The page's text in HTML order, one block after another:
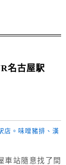
一起來認識它的
名古屋駅
車站隨意找了間